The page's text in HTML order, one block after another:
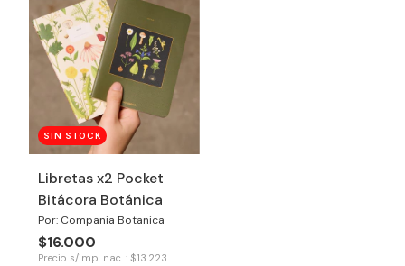
SIN STOCK
Libretas x2 Pocket
Bitácora Botánica
Por: Compania Botanica
$16.000
Precio s/imp. nac. : $13.223